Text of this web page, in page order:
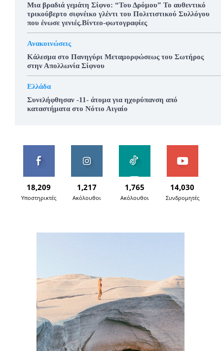
Μια βραδιά γεμάτη Σίφνο: “Του Δρόμου” Το αυθεντικό
τρικούβερτο σιφνέικο γλέντι του Πολιτιστικού Συλλόγου
που ένωσε γενιές.Βίντεο-φωτογραφίες
Ανακοινώσεις
Κάλεσμα στο Πανηγύρι Μεταμορφώσεως του Σωτήρος
στην Απολλωνία Σίφνου
Ελλάδα
Συνελήφθησαν -11- άτομα για ηχορύπανση από
καταστήματα στο Νότιο Αιγαίο
18,209
Υποστηρικτές
1,217
Ακόλουθοι
1,765
Ακόλουθοι
14,030
Συνδρομητές